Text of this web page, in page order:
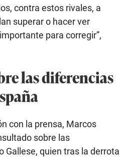
contra estos rivales, a
superar o hacer ver
para corregir”,
las diferencias
con la prensa, Marcos
sobre las
Gallese, quien tras la derrota